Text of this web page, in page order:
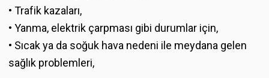
• Trafik kazaları,
• Yanma, elektrik çarpması gibi durumlar için,
• Sıcak ya da soğuk hava nedeni ile meydana gelen
sağlık problemleri,